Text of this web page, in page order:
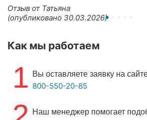
Отзыв от Татьяна
(опубликовано 30.03.2026)
Как мы работаем
1 Вы оставляете заявку на
800-550-20-85
Наш менеджер помогает